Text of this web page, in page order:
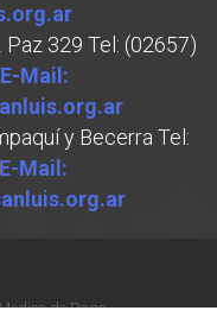
329 Tel: (02657)
E-Mail:
y Becerra Tel:
E-Mail:
de Pago